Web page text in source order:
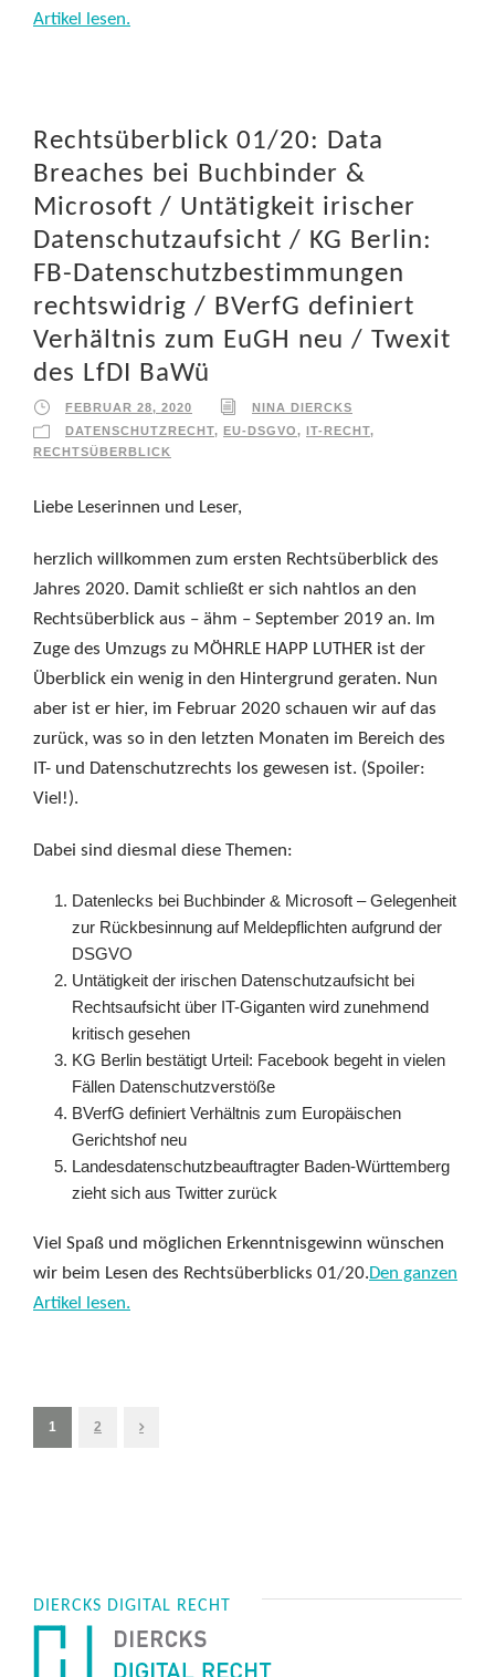
Artikel lesen.
Rechtsüberblick 01/20: Data
Breaches bei Buchbinder &
Microsoft / Untätigkeit irischer
Datenschutzaufsicht / KG Berlin:
FB-Datenschutzbestimmungen
rechtswidrig / BVerfG definiert
Verhältnis zum EuGH neu / Twexit
des LfDI BaWü
FEBRUAR 28, 2020
NINA DIERCKS
DATENSCHUTZRECHT, EU-DSGVO, IT-RECHT,
RECHTSÜBERBLICK
Liebe Leserinnen und Leser,
herzlich willkommen zum ersten Rechtsüberblick des
Jahres 2020. Damit schließt er sich nahtlos an den
Rechtsüberblick aus – ähm – September 2019 an. Im
Zuge des Umzugs zu MÖHRLE HAPP LUTHER ist der
Überblick ein wenig in den Hintergrund geraten. Nun
aber ist er hier, im Februar 2020 schauen wir auf das
zurück, was so in den letzten Monaten im Bereich des
IT- und Datenschutzrechts los gewesen ist. (Spoiler:
Viel!).
Dabei sind diesmal diese Themen:
Datenlecks bei Buchbinder & Microsoft – Gelegenheit
zur Rückbesinnung auf Meldepflichten aufgrund der
DSGVO
Untätigkeit der irischen Datenschutzaufsicht bei
Rechtsaufsicht über IT-Giganten wird zunehmend
kritisch gesehen
KG Berlin bestätigt Urteil: Facebook begeht in vielen
Fällen Datenschutzverstöße
BVerfG definiert Verhältnis zum Europäischen
Gerichtshof neu
Landesdatenschutzbeauftragter Baden-Württemberg
zieht sich aus Twitter zurück
Viel Spaß und möglichen Erkenntnisgewinn wünschen
wir beim Lesen des Rechtsüberblicks 01/20.Den ganzen
Artikel lesen.
1 2
DIERCKS DIGITAL RECHT